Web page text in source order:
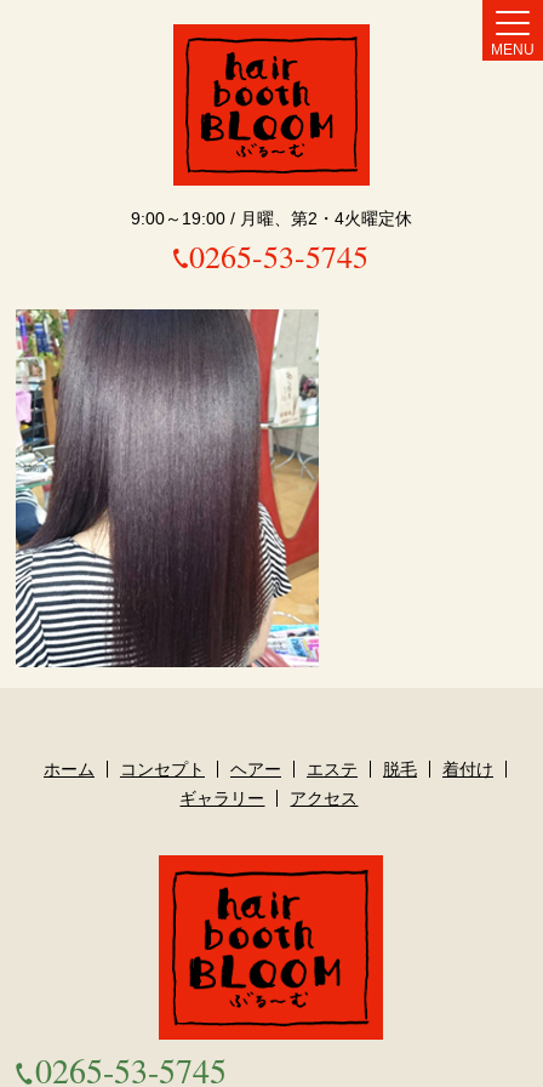
9:00～19:00 / 月曜、第2・4火曜定休
0265-53-5745
MENU
ホーム コンセプト ヘアー エステ 脱毛
着付け
ギャラリー
アクセス
0265-53-5745